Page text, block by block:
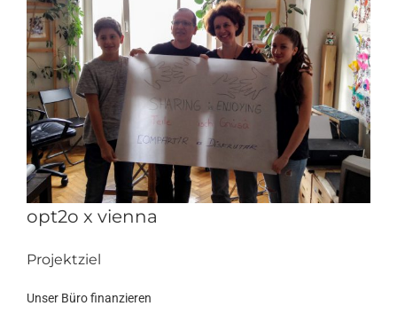
opt2o x vienna
Projektziel
Unser Büro finanzieren